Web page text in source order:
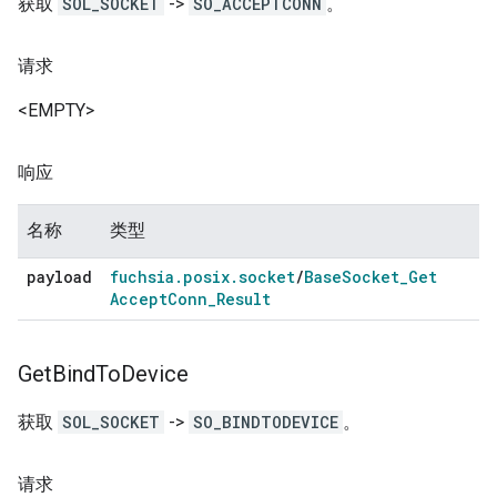
请求
<EMPTY>
响应
名称 类型
payload fuchsia . posix.socket/BaseSocket Get
AcceptConn Result
GetBindToDevice
获取 SOL_SOCKET -> SO_BINDTODEVICE 。
请求